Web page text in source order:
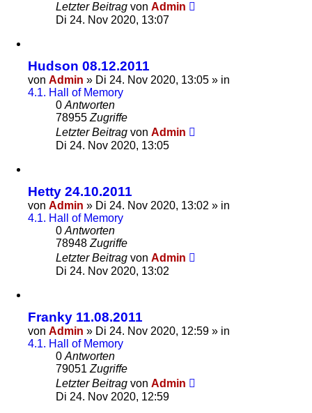
Letzter Beitrag von Admin
Di 24. Nov 2020, 13:07
Hudson 08.12.2011
von Admin » Di 24. Nov 2020, 13:05 » in
4.1. Hall of Memory
0Antworten
78955Zugriffe
Letzter Beitrag von Admin
Di 24. Nov 2020, 13:05
Hetty 24.10.2011
von Admin » Di 24. Nov 2020, 13:02 » in
4.1. Hall of Memory
0Antworten
78948Zugriffe
Letzter Beitrag von Admin
Di 24. Nov 2020, 13:02
Franky 11.08.2011
von Admin » Di 24. Nov 2020, 12:59 » in
4.1. Hall of Memory
0Antworten
79051Zugriffe
Letzter Beitrag von Admin
Di 24. Nov 2020, 12:59